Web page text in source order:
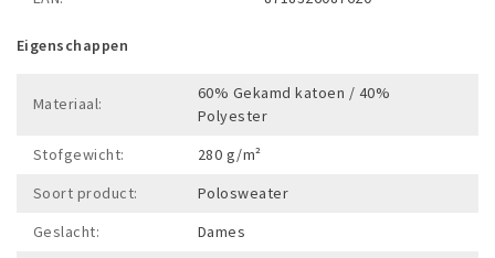
Eigenschappen
Materiaal:
60% Gekamd katoen / 40%
Polyester
Stofgewicht:
280 g/m²
Soort product:
Polosweater
Geslacht:
Dames